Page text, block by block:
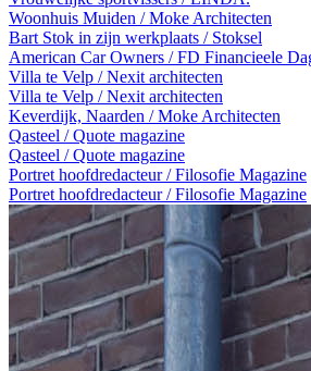
Woonhuis Muiden / Moke Architecten
Bart Stok in zijn werkplaats / Stoksel
American Car Owners / FD Financieele
Villa te Velp / Nexit architecten
Villa te Velp / Nexit architecten
Keverdijk, Naarden / Moke Architecten
Qasteel / Quote magazine
Qasteel / Quote magazine
Portret hoofdredacteur / Filosofie Magazine
Portret hoofdredacteur / Filosofie Magazine